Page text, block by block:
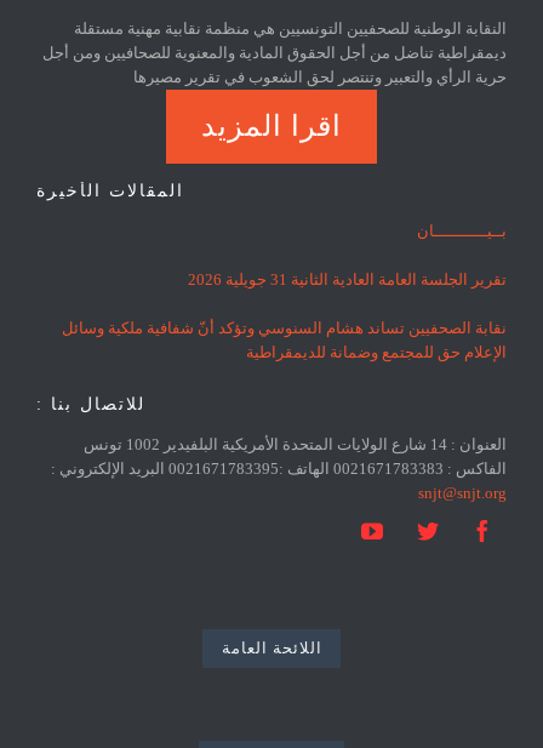
النقابة الوطنية للصحفيين التونسيين هي منظمة نقابية مهنية مستقلة
ديمقراطية تناضل من أجل الحقوق المادية والمعنوية للصحافيين ومن أجل
حرية الرأي والتعبير وتنتصر لحق الشعوب في تقرير مصيرها
اقرا المزيد
المقالات الأخيرة
بــيـــــــــــان
تقرير الجلسة العامة العادية الثانية 31 جويلية 2026
نقابة الصحفيين تساند هشام السنوسي وتؤكد أنّ شفافية ملكية وسائل
الإعلام حق للمجتمع وضمانة للديمقراطية
للاتصال بنا :
العنوان : 14 شارع الولايات المتحدة الأمريكية البلفيدير 1002 تونس
الفاكس : 0021671783383 الهاتف :0021671783395 البريد الإلكتروني :
snjt@snjt.org



اللائحة العامة